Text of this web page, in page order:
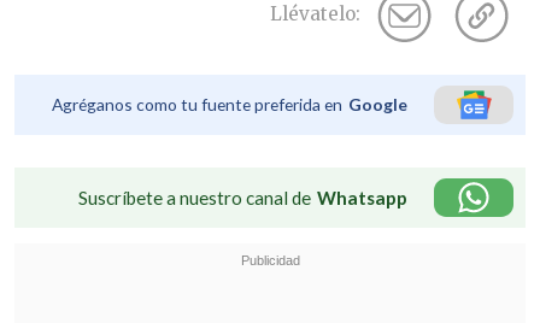
Llévatelo:
Agréganos como tu fuente preferida en Google
Suscríbete a nuestro canal de Whatsapp